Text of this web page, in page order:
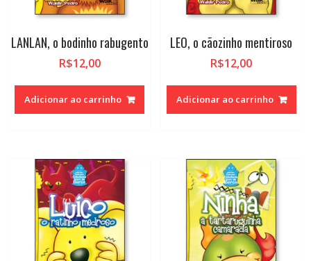
LANLAN, o bodinho rabugento
R$12,00
Adicionar ao carrinho
LEO, o cãozinho mentiroso
R$12,00
Adicionar ao carrinho